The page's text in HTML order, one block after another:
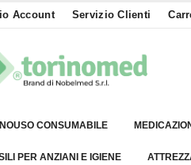
Account Servizio Clienti
CONSUMABILE
PER ANZIANI E IGIENE